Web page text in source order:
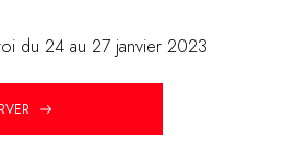
du 24 au 27 janvier 2023